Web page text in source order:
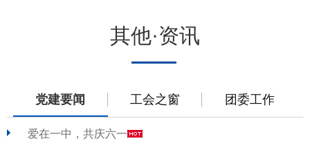
其他·资讯
党建要闻 工会之窗 团委工作
爱在一中，共庆六一